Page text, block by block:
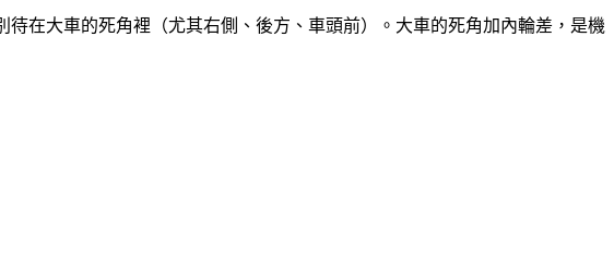
在大車的死角裡（尤其右側、後方、車頭前）。大車的死角加內輪差，是機